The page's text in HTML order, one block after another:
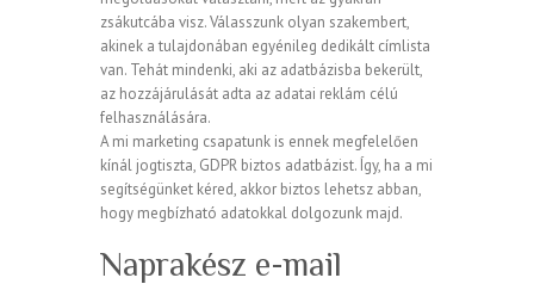
zsákutcába visz. Válasszunk olyan szakembert,
akinek a tulajdonában egyénileg dedikált címlista
van. Tehát mindenki, aki az adatbázisba bekerült,
az hozzájárulását adta az adatai reklám célú
felhasználására.
A mi marketing csapatunk is ennek megfelelően
kínál jogtiszta, GDPR biztos adatbázist. Így, ha a mi
segítségünket kéred, akkor biztos lehetsz abban,
hogy megbízható adatokkal dolgozunk majd.
Naprakész e-mail